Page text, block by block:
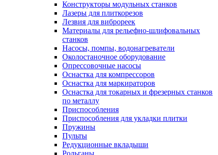
Конструкторы модульных станков
Лазеры для плиткорезов
Лезвия для виброреек
Материалы для рельефно-шлифовальных
станков
Насосы, помпы, водонагреватели
Околостаночное оборудование
Опрессовочные насосы
Оснастка для компрессоров
Оснастка для маркираторов
Оснастка для токарных и фрезерных станков
по металлу
Приспособления
Приспособления для укладки плитки
Пружины
Пульты
Редукционные вкладыши
Рольганы